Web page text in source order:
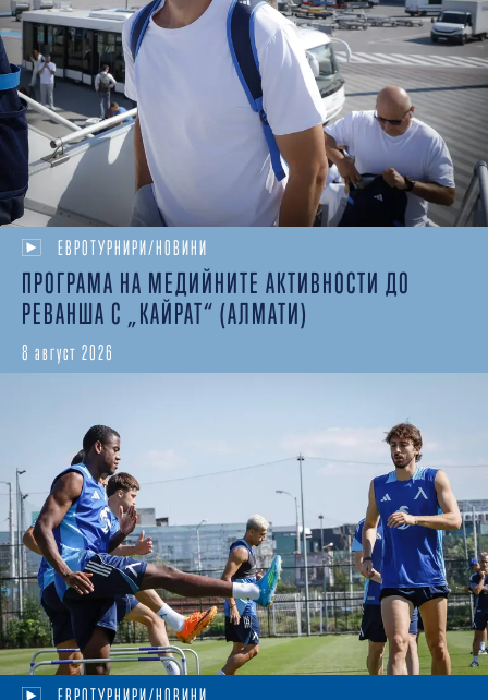
ЕВРОТУРНИРИ/НОВИНИ
ПРОГРАМА НА МЕДИЙНИТЕ АКТИВНОСТИ ДО
РЕВАНША С „КАЙРАТ“ (АЛМАТИ)
8 август 2026